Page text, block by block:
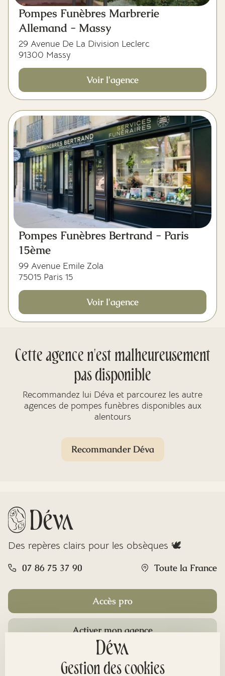
Pompes Funèbres Marbrerie
Allemand - Massy
29 Avenue De La Division Leclerc
91300 Massy
Voir l'agence
Pompes Funèbres Bertrand - Paris
15ème
99 Avenue Emile Zola
75015 Paris 15
Voir l'agence
Cette agence n'est malheureusement
pas disponible
Recommandez lui Déva et parcourez les autre
agences de pompes funèbres disponibles aux
alentours
Recommander Déva
Des repères clairs pour les obsèques 🕊️
07 86 75 37 90 Toute la France
Accès pro
Activer mon agence
Gestion des cookies